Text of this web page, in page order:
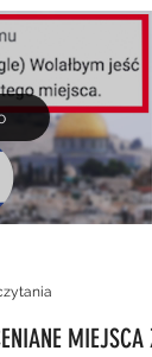
MIEJSCA Z